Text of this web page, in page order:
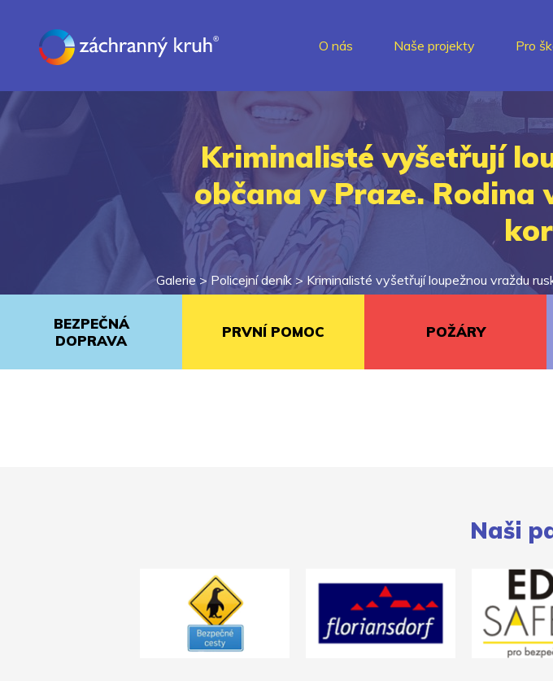
O nás Naše projekty Pro
Kriminalisté vyšetřují
občana v Praze. Rodina
Galerie >Policejní deník > Kriminalisté vyšetřují loupežnou vraždu
BEZPEČNÁ
DOPRAVA
PRVNÍ POMOC POŽÁRY
Naši